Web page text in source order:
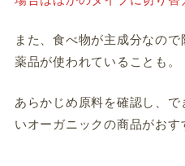
また、食べ物が主成分なの
薬品が使われていることも。
あらかじめ原料を確認し、
いオーガニックの商品がおす